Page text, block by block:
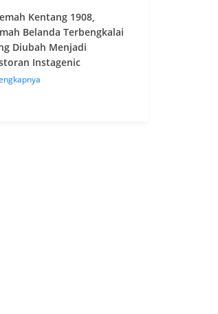
Kentang 1908,
Belanda Terbengkalai
Diubah Menjadi
Instagenic